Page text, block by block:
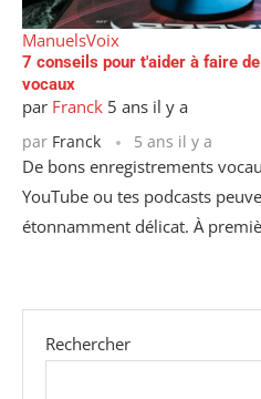
ManuelsVoix
7 conseils pour t'aider à faire
vocaux
par Franck 5 ans il y a
par Franck 5 ans il y a
De bons enregistrements
YouTube ou tes podcasts
étonnamment délicat. À
Rechercher